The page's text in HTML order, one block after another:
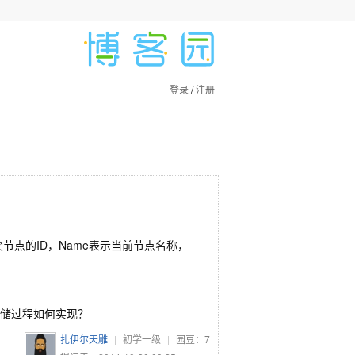
登录/注册
的ID，Name表示当前节点名称，
程如何实现？
扎伊尔天雕 | 初学一级 | 园豆： 7